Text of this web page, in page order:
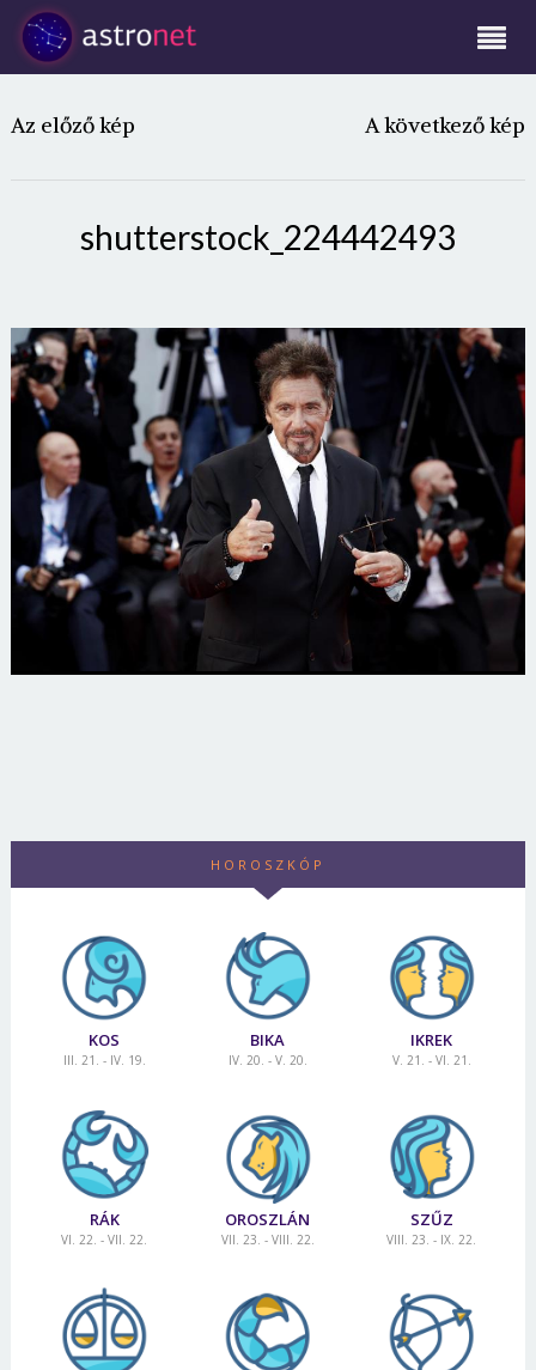
Az előző kép A következő kép
shutterstock_224442493
HOROSZKÓP
KOS
III. 21. - IV. 19.
BIKA
IV. 20. - V. 20.
IKREK
V. 21. - VI. 21.
RÁK
VI. 22. - VII. 22.
OROSZLÁN
VII. 23. - VIII. 22.
SZŰZ
VIII. 23. - IX. 22.